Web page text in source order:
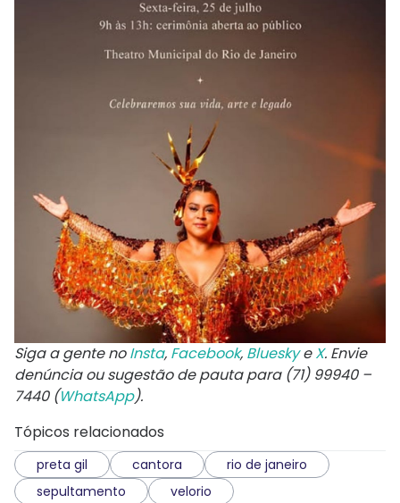
Siga a gente noInsta, Facebook, BlueskyeX. Envie
denúncia ou sugestão de pauta para (71) 99940 –
7440 (WhatsApp).
Tópicos relacionados
preta gil cantora
rio de janeiro
sepultamento
velorio